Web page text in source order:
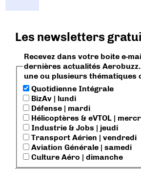
Les newsletters
Recevez dans votre boite e-
dernières actualités
une ou plusieurs thématiques
Quotidienne Intégrale
BizAv | lundi
Défense | mardi
Hélicoptères & eVTOL |
Industrie & Jobs | jeudi
Transport Aérien | vendredi
Aviation Générale | samedi
Culture Aéro | dimanche